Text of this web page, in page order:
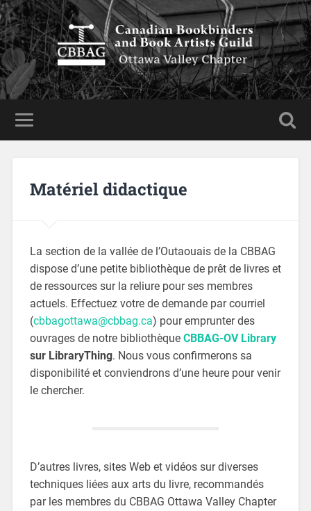
Matériel didactique
La section de la vallée de l’Outaouais de la CBBAG
dispose d’une petite bibliothèque de prêt de livres et
de ressources sur la reliure pour ses membres
actuels. Effectuez votre de demande par courriel
(cbbagottawa@cbbag.ca) pour emprunter des
ouvrages de notre bibliothèque CBBAG-OV Library
sur LibraryThing. Nous vous confirmerons sa
disponibilité et conviendrons d’une heure pour venir
le chercher.
D’autres livres, sites Web et vidéos sur diverses
techniques liées aux arts du livre, recommandés
par les membres du CBBAG Ottawa Valley Chapter